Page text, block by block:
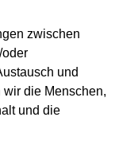
zwischen
oder
und
die Menschen,
und die